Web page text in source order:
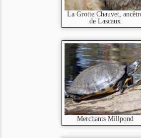
La Grotte Chauvet,
de Lascaux
Merchants Millpond